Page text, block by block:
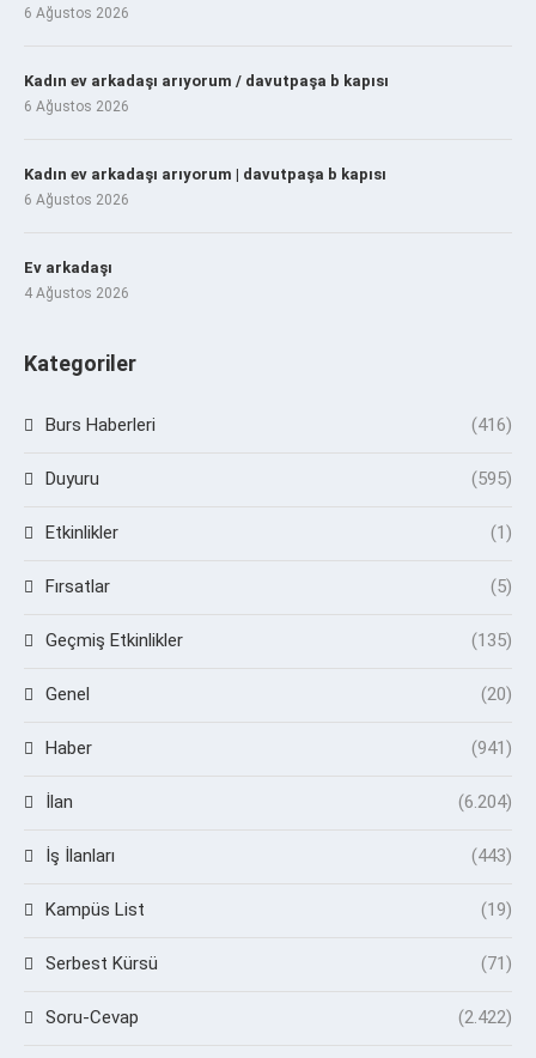
6 Ağustos 2026
Kadın ev arkadaşı arıyorum / davutpaşa b kapısı
6 Ağustos 2026
Kadın ev arkadaşı arıyorum | davutpaşa b kapısı
6 Ağustos 2026
Ev arkadaşı
4 Ağustos 2026
Kategoriler
Burs Haberleri (416)
Duyuru (595)
Etkinlikler (1)
Fırsatlar (5)
Geçmiş Etkinlikler (135)
Genel (20)
Haber (941)
İlan (6.204)
İş İlanları (443)
Kampüs List (19)
Serbest Kürsü (71)
Soru-Cevap (2.422)